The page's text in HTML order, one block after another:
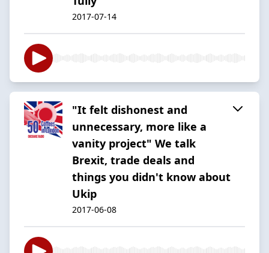
2017-07-14
"It felt dishonest and
unnecessary, more like a
vanity project" We talk
Brexit, trade deals and
things you didn't know about
Ukip
2017-06-08